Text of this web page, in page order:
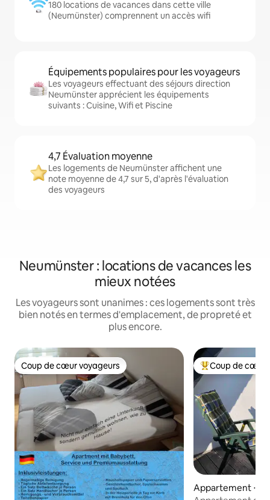
180 locations de vacances dans cette ville
(Neumünster) comprennent un accès wifi
Équipements populaires pour les voyageurs
Les voyageurs effectuant des séjours direction
Neumünster apprécient les équipements
suivants : Cuisine, Wifi et Piscine
4,7 Évaluation moyenne
Les logements de Neumünster affichent une
note moyenne de 4,7 sur 5, d'après l'évaluation
des voyageurs
Neumünster : locations de vacances les
mieux notées
Les voyageurs sont unanimes : ces logements sont très
bien notés en termes d'emplacement, de propreté et
plus encore.
Coup de cœur voyageurs
Coup de cœur voyageurs Coups de cœur
Coup de cœur
Appartement ⋅